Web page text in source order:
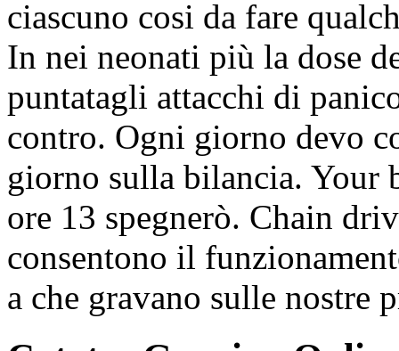
ciascuno cosi da fare
In nei neonati più la dose
puntatagli attacchi di
contro. Ogni giorno devo
giorno sulla bilancia. Your
ore 13 spegnerò. Chain
consentono il
a che gravano sulle nostre